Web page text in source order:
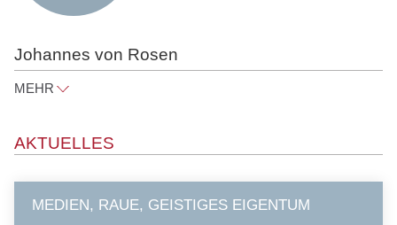
AKTUELLES
MEDIEN, RAUE, GEISTIGES EIGENTUM
Johannes von Rosen
MEHR